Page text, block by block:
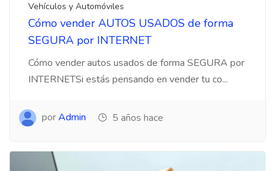
Vehículos y Automóviles
Cómo vender AUTOS USADOS de forma
SEGURA por INTERNET
Cómo vender autos usados de forma SEGURA por
INTERNETSi estás pensando en vender tu co...
porAdmin 5 años hace